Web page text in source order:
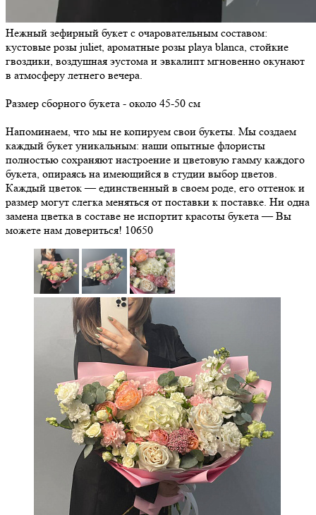
Нежный зефирный букет с очаровательным составом:
кустовые розы juliet, ароматные розы playa blanca, стойкие
гвоздики, воздушная эустома и эвкалипт мгновенно окунают
в атмосферу летнего вечера.
Размер сборного букета - около 45-50 см
Напоминаем, что мы не копируем свои букеты. Мы создаем
каждый букет уникальным: наши опытные флористы
полностью сохраняют настроение и цветовую гамму каждого
букета, опираясь на имеющийся в студии выбор цветов.
Каждый цветок — единственный в своем роде, его оттенок и
размер могут слегка меняться от поставки к поставке. Ни одна
замена цветка в составе не испортит красоты букета — Вы
можете нам довериться! 10650